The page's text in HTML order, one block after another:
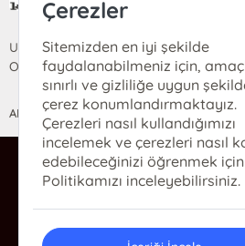
Uzun Sokak Saray Çarşısı Lara
Ortahisar/TRABZON
ANASAYFA YARDIM İLETİŞİM
0(462) 326
Çerezler
Sitemizden en iyi şekilde
faydalanabilmeniz için,
sınırlı ve gizliliğe uygun
çerez konumlandırmaktayız.
Çerezleri nasıl kullandığımızı
incelemek ve çerezleri nasıl
edebileceğinizi öğrenmek için
Politikamızı inceleyebilirsiniz.